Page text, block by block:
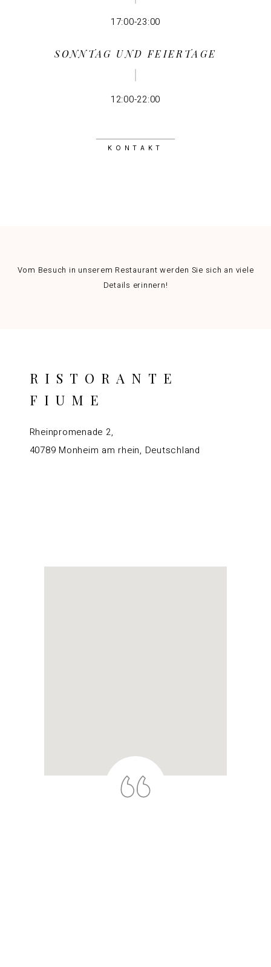
17:00-23:00
SONNTAG UND FEIERTAGE
12:00-22:00
KONTAKT
Vom Besuch in unserem Restaurant werden Sie sich an viele
Details erinnern!
RISTORANTE
FIUME
Rheinpromenade 2,
40789 Monheim am rhein, Deutschland